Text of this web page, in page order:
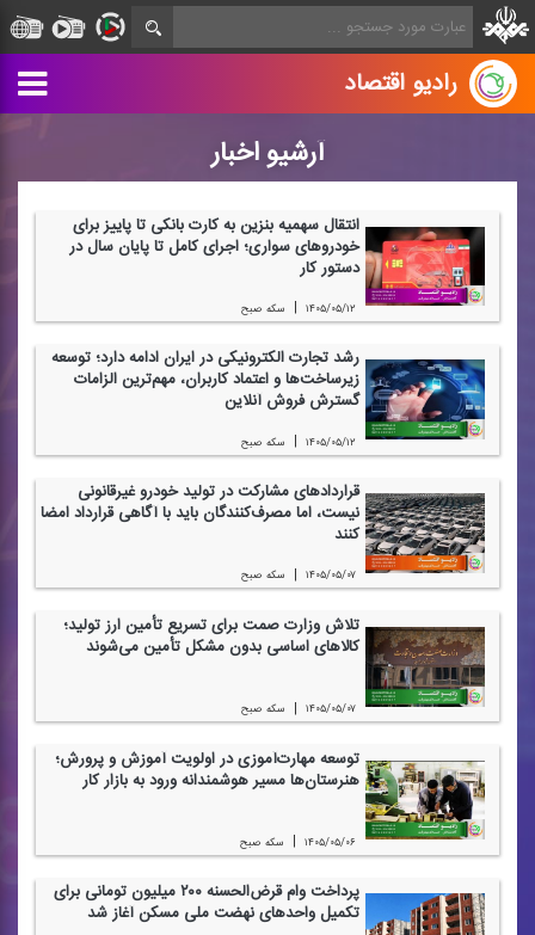
رادیو اقتصاد
آرشیو اخبار
انتقال سهمیه بنزین به كارت بانكی تا پاییز برای
خودروهای سواری؛ اجرای كامل تا پایان سال در
دستور كار
۱۴۰۵/۰۵/۱۲ | سكه صبح
رشد تجارت الكترونیكی در ایران ادامه دارد؛ توسعه
زیرساخت‌ها و اعتماد كاربران، مهم‌ترین الزامات
گسترش فروش آنلاین
۱۴۰۵/۰۵/۱۲ | سكه صبح
قراردادهای مشاركت در تولید خودرو غیرقانونی
نیست، اما مصرف‌كنندگان باید با آگاهی قرارداد امضا
كنند
۱۴۰۵/۰۵/۰۷ | سكه صبح
تلاش وزارت صمت برای تسریع تأمین ارز تولید؛
كالاهای اساسی بدون مشكل تأمین می‌شوند
۱۴۰۵/۰۵/۰۷ | سكه صبح
توسعه مهارت‌آموزی در اولویت آموزش و پرورش؛
هنرستان‌ها مسیر هوشمندانه ورود به بازار كار
۱۴۰۵/۰۵/۰۶ | سكه صبح
پرداخت وام قرض‌الحسنه ۲۰۰ میلیون تومانی برای
تكمیل واحدهای نهضت ملی مسكن آغاز شد